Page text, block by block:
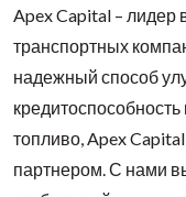
Apex Capital – лидер
транспортных
надежный способ
топливо, Apex
партнером. С нами